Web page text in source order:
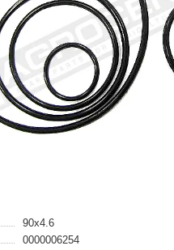
90x4.6
0000006254